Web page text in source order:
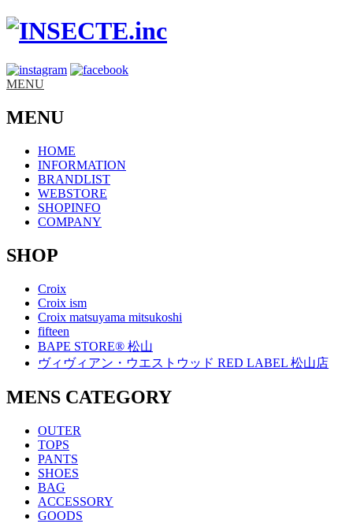
MENU
MENU
HOME
INFORMATION
BRANDLIST
WEBSTORE
SHOPINFO
COMPANY
SHOP
Croix
Croix ism
Croix matsuyama mitsukoshi
fifteen
BAPE STORE® 松山
ヴィヴィアン・ウエストウッド RED LABEL 松山店
MENS CATEGORY
OUTER
TOPS
PANTS
SHOES
BAG
ACCESSORY
GOODS